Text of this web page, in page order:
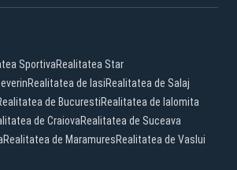
SportivaRealitatea Star
Realitatea de IasiRealitatea de Salaj
de BucurestiRealitatea de Ialomita
de CraiovaRealitatea de Suceava
Realitatea de MaramuresRealitatea de Vaslui